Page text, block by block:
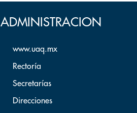
ADMINISTRACION
www.uaq.mx
Rectoría
Secretarías
Direcciones